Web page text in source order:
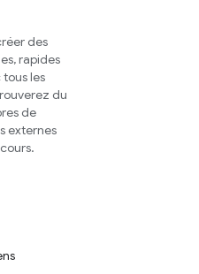
des
rapides
les
du
de
externes